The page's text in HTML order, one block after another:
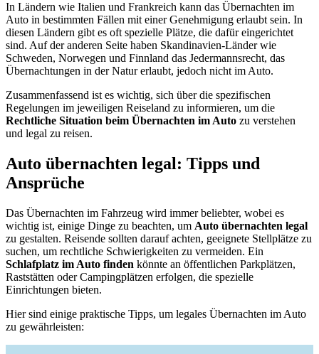
In Ländern wie Italien und Frankreich kann das Übernachten im
Auto in bestimmten Fällen mit einer Genehmigung erlaubt sein. In
diesen Ländern gibt es oft spezielle Plätze, die dafür eingerichtet
sind. Auf der anderen Seite haben Skandinavien-Länder wie
Schweden, Norwegen und Finnland das Jedermannsrecht, das
Übernachtungen in der Natur erlaubt, jedoch nicht im Auto.
Zusammenfassend ist es wichtig, sich über die spezifischen
Regelungen im jeweiligen Reiseland zu informieren, um die
Rechtliche Situation beim Übernachten im Auto zu verstehen
und legal zu reisen.
Auto übernachten legal: Tipps und
Ansprüche
Das Übernachten im Fahrzeug wird immer beliebter, wobei es
wichtig ist, einige Dinge zu beachten, um Auto übernachten legal
zu gestalten. Reisende sollten darauf achten, geeignete Stellplätze zu
suchen, um rechtliche Schwierigkeiten zu vermeiden. Ein
Schlafplatz im Auto finden könnte an öffentlichen Parkplätzen,
Raststätten oder Campingplätzen erfolgen, die spezielle
Einrichtungen bieten.
Hier sind einige praktische Tipps, um legales Übernachten im Auto
zu gewährleisten: